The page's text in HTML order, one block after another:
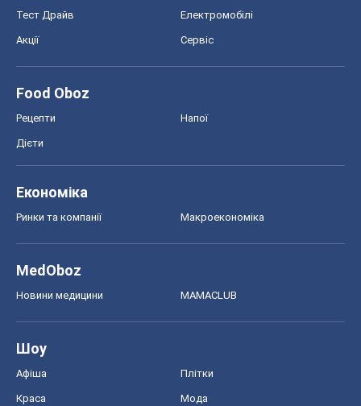
Тест Драйв Електромобілі
Акції Сервіс
Food Oboz
Рецепти Напої
Дієти
Економіка
Ринки та компанії Макроекономіка
MedOboz
Новини медицини MAMACLUB
Шоу
Афіша Плітки
Краса Мода